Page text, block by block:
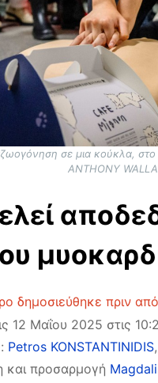
σε μια κούκλα,
ANTHONY
δημοσιεύθηκε πριν
12 Μαΐου 2025 στις
Petros KONSTANTINIDIS,
προσαρμογή